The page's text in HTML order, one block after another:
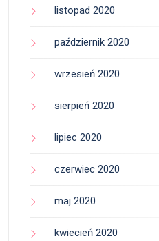
listopad 2020
październik 2020
wrzesień 2020
sierpień 2020
lipiec 2020
czerwiec 2020
maj 2020
kwiecień 2020